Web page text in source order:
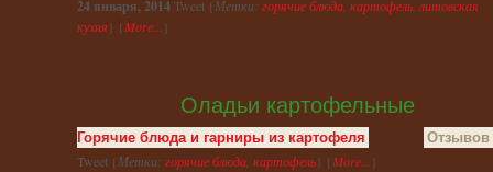
24 января, 2014Tweet {Метки: горячие блюда картофель литовская
кухня} {More... }
Оладьи картофельные
Горячие блюда и гарниры из картофеля Отзывов
Tweet {Метки: горячие блюда картофель} {More... }